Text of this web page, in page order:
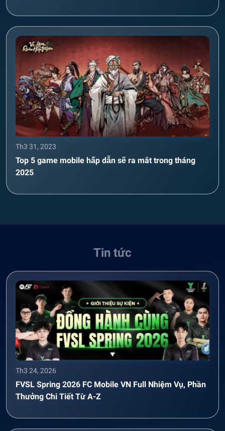
Th3 31, 2023
Top 5 game mobile hấp dẫn sẽ ra mắt trong tháng
2025
Tin tức
Th3 24, 2026
FVSL Spring 2026 FC Mobile VN Full Nhiệm Vụ, Phần
Thưởng Chi Tiết Từ A-Z